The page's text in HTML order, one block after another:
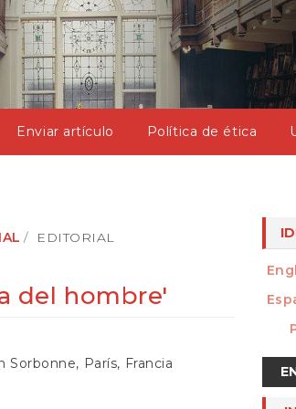
Enviar artículo Política de ética
EDITORIAL
del hombre'
Sorbonne, París, Francia
un